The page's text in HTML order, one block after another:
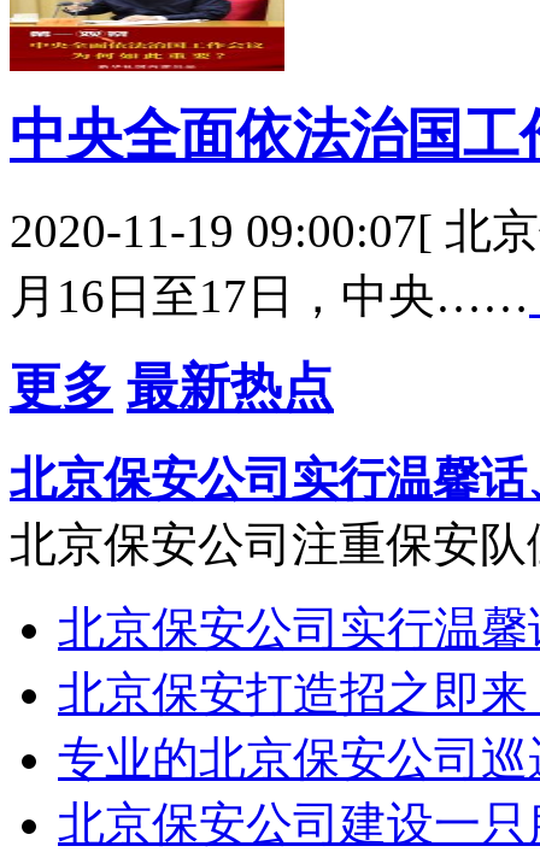
中央全面依法治国
2020-11-19 09:00:07[ 北
月16日至17日，中央……
更多 最新热点
北京保安公司实行温馨
北京保安公司注重保安
北京保安公司实行温馨
北京保安打造招之即来
专业的北京保安公司巡
北京保安公司建设一只